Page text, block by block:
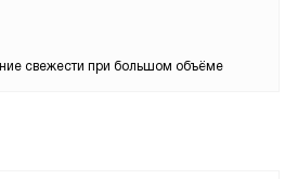
свежести при большом объёме